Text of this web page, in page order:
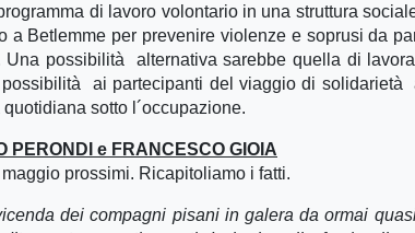
di lavoro volontario in una struttura
Betlemme per prevenire violenze e soprusi da
possibilità alternativa sarebbe quella di
ai partecipanti del viaggio di solidarietà
sotto l´occupazione.
PERONDI e FRANCESCO GIOIA
prossimi. Ricapitoliamo i fatti.
dei compagni pisani in galera da ormai